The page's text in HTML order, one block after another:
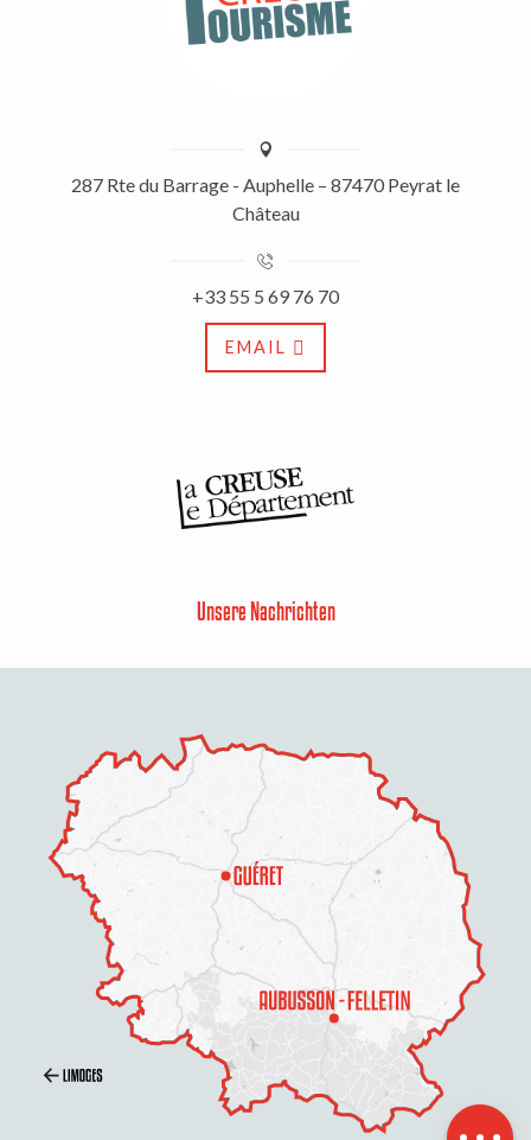
Beschreibung
Service
Preise
Per E-Mail
kontaktieren
287 Rte du Barrage - Auphelle – 87470 Peyrat le
Château
+33 55 5 69 76 70
EMAIL
Unsere Nachrichten